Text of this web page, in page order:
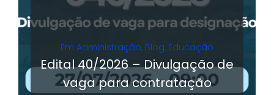
Em Administração, Blog, Educação
Edital 40/2026 – Divulgação de
vaga para contratação